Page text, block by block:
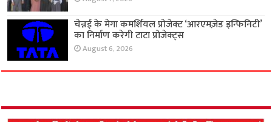
चेन्नई के मेगा कमर्शियल प्रोजेक्ट ‘आरएमज़ेड इन्फिनिटी’
का निर्माण करेगी टाटा प्रोजेक्ट्स
August 6, 2026